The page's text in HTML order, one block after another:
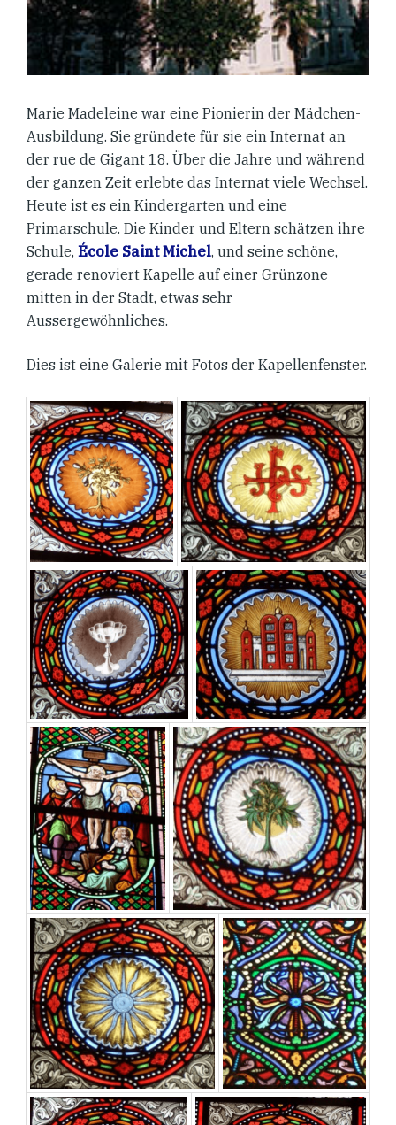
Marie Madeleine war eine Pionierin der Mädchen-
Ausbildung. Sie gründete für sie ein Internat an
der rue de Gigant 18. Über die Jahre und während
der ganzen Zeit erlebte das Internat viele Wechsel.
Heute ist es ein Kindergarten und eine
Primarschule. Die Kinder und Eltern schätzen ihre
Schule, École Saint Michel, und seine schöne,
gerade renoviert Kapelle auf einer Grünzone
mitten in der Stadt, etwas sehr
Aussergewöhnliches.
Dies ist eine Galerie mit Fotos der Kapellenfenster.